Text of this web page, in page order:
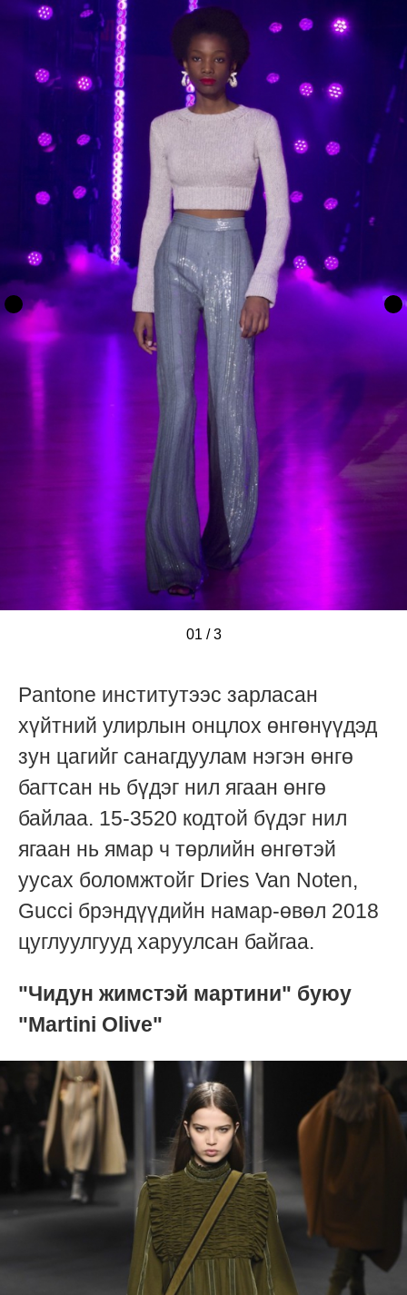
01 / 3
//
Pantone институтээс зарласан
хүйтний улирлын онцлох өнгөнүүдэд
зун цагийг санагдуулам нэгэн өнгө
багтсан нь бүдэг нил ягаан өнгө
байлаа. 15-3520 кодтой бүдэг нил
ягаан нь ямар ч төрлийн өнгөтэй
уусах боломжтойг Dries Van Noten,
Gucci брэндүүдийн намар-өвөл 2018
цуглуулгууд харуулсан байгаа.
"Чидун жимстэй мартини" буюу
"Martini Olive"